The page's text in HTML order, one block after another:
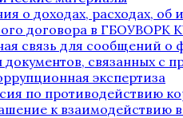
о доходах, расходах,
договора в ГБОУВОРК
связь для сообщений о
связанных с
экспертиза
по противодействию
к взаимодействию